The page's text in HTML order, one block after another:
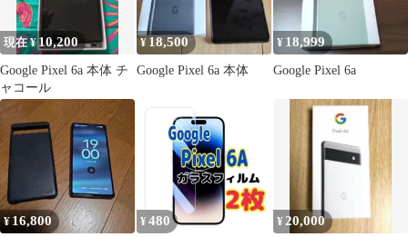
現在 ¥ 10,200
Google Pixel 6a 本体 チ
ャコール
¥ 18,500
Google Pixel 6a 本体
¥ 18,999
Google Pixel 6a
¥ 16,800 ¥ 480 ¥ 20,000